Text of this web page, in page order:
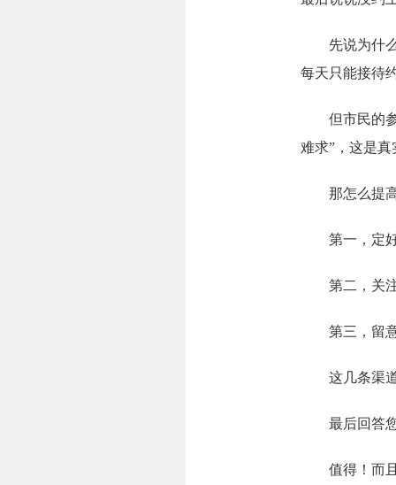
先说为什
每天只能接待
但市民的参
难求”，这是真
那怎么提高
第一，定好
第二，关注“
第三，留意
这几条渠道
最后回答您
值得！而且